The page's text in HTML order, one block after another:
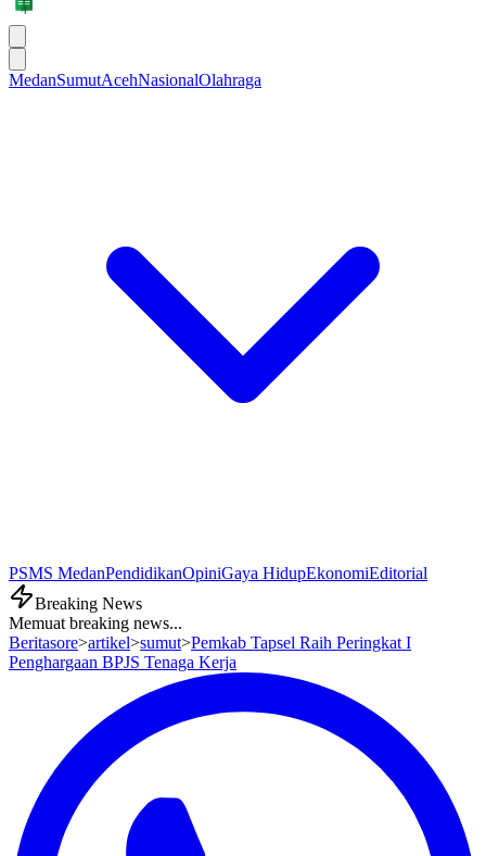
MedanSumutAcehNasionalOlahraga
PSMS MedanPendidikanOpiniGaya HidupEkonomiEditorial
Breaking News
Memuat breaking news...
Beritasore>artikel>sumut>Pemkab Tapsel Raih Peringkat I
Penghargaan BPJS Tenaga Kerja